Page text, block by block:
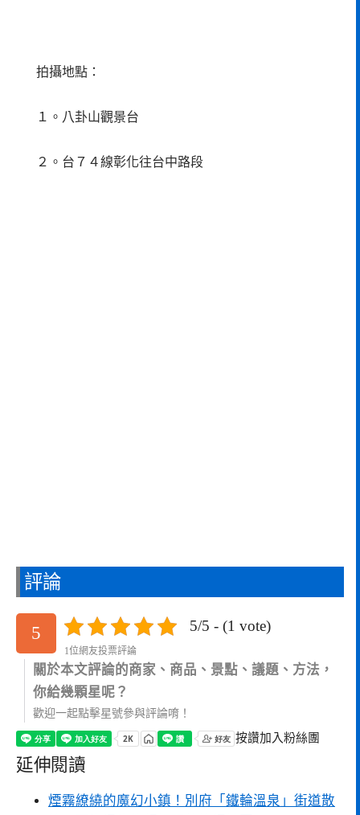
拍攝地點：
１。八卦山觀景台
２。台７４線彰化往台中路段
評論
5 5/5 - (1 vote)
1位網友投票評論
關於本文評論的商家、商品、景點、議題、方法，
你給幾顆星呢？
歡迎一起點擊星號參與評論唷！
按讚加入粉絲團
延伸閱讀
煙霧繚繞的魔幻小鎮！別府「鐵輪溫泉」街道散